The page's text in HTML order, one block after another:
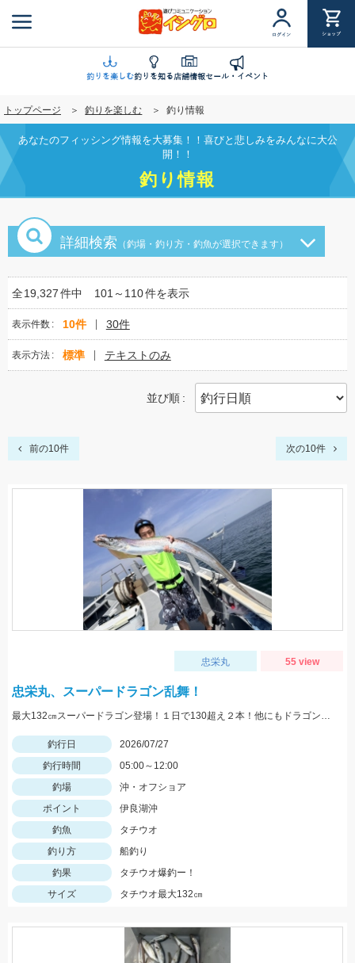
ン
に
移
動
ログイン ショップ
釣りを楽しむ釣りを知る店舗情報セール・イベント
トップページ 釣りを楽しむ 釣り情報
あなたのフィッシング情報を大募集！！喜びと悲しみをみんなに大公
開！！
釣り情報
詳細検索 （釣場・釣り方・釣魚が選択できます）
全19,327件中 101～110件を表示
表示件数 10件 30件
表示方法 標準 テキストのみ
並び順
前の10件 次の10件
忠栄丸 55 view
忠栄丸、スーパードラゴン乱舞！
最大132㎝スーパードラゴン登場！１日で130超え２本！他にもドラゴン級爆発の凄い１日でした！
釣行日
2026/07/27
釣行時間
05:00～12:00
釣場
沖・オフショア
ポイント
伊良湖沖
釣魚
タチウオ
釣り方
船釣り
釣果
タチウオ爆釣ー！
サイズ
タチウオ最大132㎝